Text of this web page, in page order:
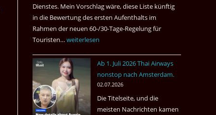
Dienstes. Mein Vorschlag wäre, diese Liste künftig
in die Bewertung des ersten Aufenthalts im
Rahmen der neuen 60-/30-Tage-Regelung für
Touristen…Tourismus:
Einreiseland
weist
die
höchste
Kriminalität
weiterlesen
Ab 1. Juli 2026 Thai Airways
nonstop nach Amsterdam.
02.07.2026
Die Titelseite, und die
meisten Nachrichten kamen